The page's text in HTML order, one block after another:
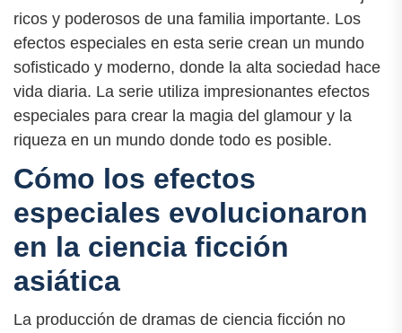
ricos y poderosos de una familia importante. Los
efectos especiales en esta serie crean un mundo
sofisticado y moderno, donde la alta sociedad hace
vida diaria. La serie utiliza impresionantes efectos
especiales para crear la magia del glamour y la
riqueza en un mundo donde todo es posible.
Cómo los efectos
especiales evolucionaron
en la ciencia ficción
asiática
La producción de dramas de ciencia ficción no